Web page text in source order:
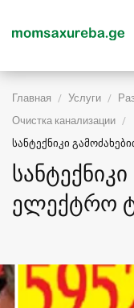
Главная Услуги
Очистка канализации
სანტექნიკი
ელექტრო